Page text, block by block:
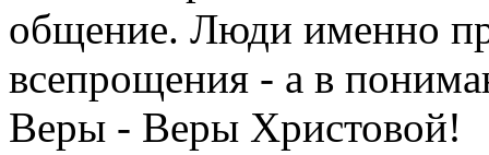
общение. Люди именно
всепрощения - а в
Веры - Веры Христовой!